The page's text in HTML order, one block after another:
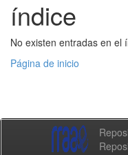
índice
No existen entradas en el
Página de inicio